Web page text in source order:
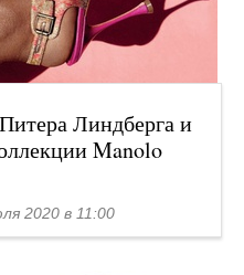
Линдберга и
Manolo
2020 в 11:00